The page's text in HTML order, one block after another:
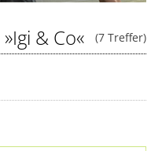
(7 Treffer)
»Igi & Co«